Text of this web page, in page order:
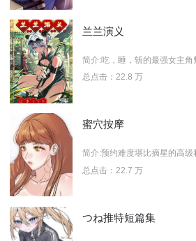
兰兰演义
简介:吃，睡，斩的最强女主角
总点击：22.8 万
蜜穴按摩
简介:预约难度堪比摘星的高级
总点击：22.7 万
つね推特短篇集